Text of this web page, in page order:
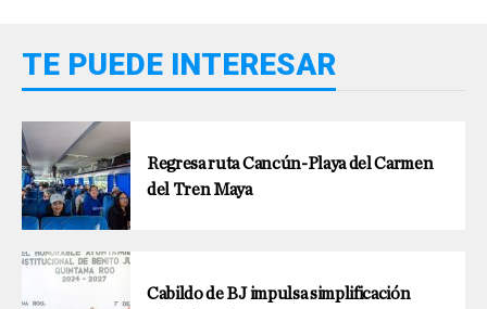
TE PUEDE INTERESAR
Regresa ruta Cancún-Playa del Carmen
del Tren Maya
Cabildo de BJ impulsa simplificación